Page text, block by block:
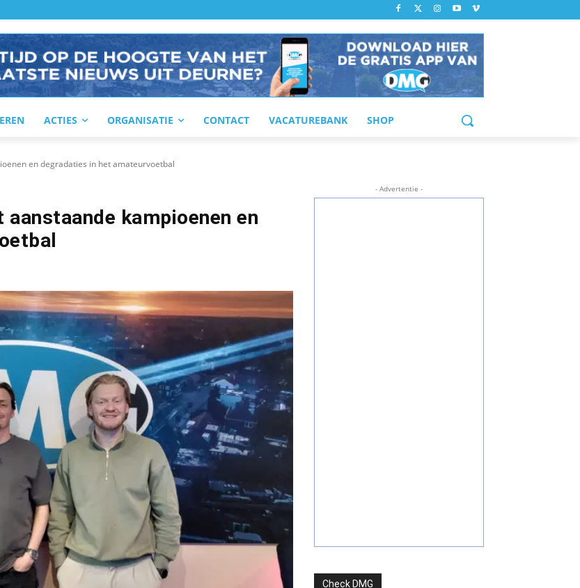
ACTIES ORGANISATIE CONTACT VACATUREBANK SHOP
en degradaties in het amateurvoetbal
kampioenen en
- Advertentie -
Check DMG